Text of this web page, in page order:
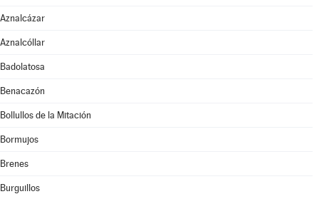
Aznalcázar
Aznalcóllar
Badolatosa
Benacazón
Bollullos de la Mitación
Bormujos
Brenes
Burguillos